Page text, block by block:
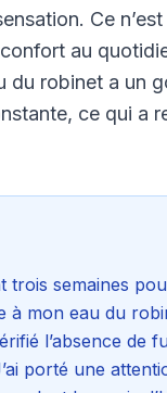
Ce
au
du robinet a un
ce qui a
trois semaines
à mon eau du
l’absence de
porté une